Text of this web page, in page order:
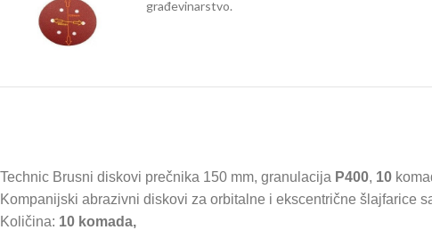
Technic Brusni diskovi prečnika 150 mm, granulacija P400, 10
Kompanijski abrazivni diskovi za orbitalne i ekscentrične šlajfarice
Količina: 10 komada,